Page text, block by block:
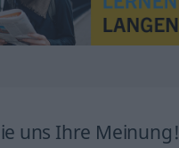
uns Ihre Meinung!